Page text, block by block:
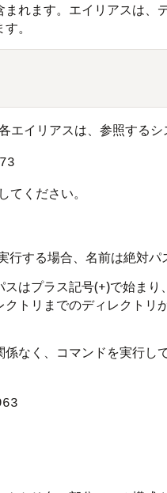
れます。エイリアスは
。
エイリアスは、参照する
てください。
する場合、名前は絶対パ
はプラス記号(+)で始ま
トリまでのディレクト
なく、コマンドを実行